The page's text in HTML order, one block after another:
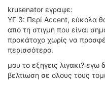
krusenator εγραψε:
ΥΓ 3: Περί Accent, εύκολα
από τη στιγμή που είναι
προκάτοχο χωρίς να
περισσότερο.
μου το εξηγεις λιγακι?
βελτιωση σε ολους τους